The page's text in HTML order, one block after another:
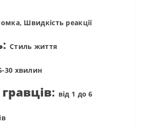
, Швидкість реакції
:Стиль життя
30 хвилин
гравців: від 1 до 6